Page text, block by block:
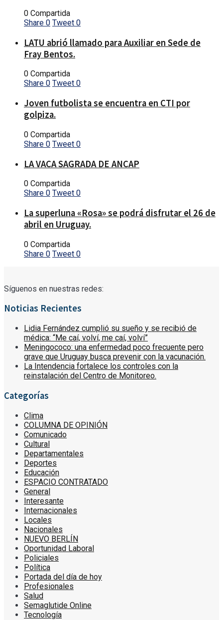
0 Compartida
Share 0 Tweet 0
LATU abrió llamado para Auxiliar en Sede de
Fray Bentos.
0 Compartida
Share 0 Tweet 0
Joven futbolista se encuentra en CTI por
golpiza.
0 Compartida
Share 0 Tweet 0
LA VACA SAGRADA DE ANCAP
0 Compartida
Share 0 Tweet 0
La superluna «Rosa» se podrá disfrutar el 26 de
abril en Uruguay.
0 Compartida
Share 0 Tweet 0
Síguenos en nuestras redes:
Noticias Recientes
Lidia Fernández cumplió su sueño y se recibió de
médica: “Me caí, volví, me caí, volví”
Meningococo: una enfermedad poco frecuente pero
grave que Uruguay busca prevenir con la vacunación.
La Intendencia fortalece los controles con la
reinstalación del Centro de Monitoreo.
Categorías
Clima
COLUMNA DE OPINIÓN
Comunicado
Cultural
Departamentales
Deportes
Educación
ESPACIO CONTRATADO
General
Interesante
Internacionales
Locales
Nacionales
NUEVO BERLÍN
Oportunidad Laboral
Policiales
Política
Portada del día de hoy
Profesionales
Salud
Semaglutide Online
Tecnología